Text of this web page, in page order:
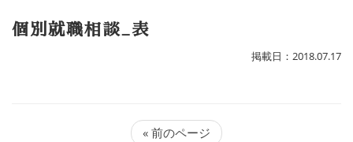
個別就職相談_表
掲載日：2018.07.17
« 前のページ